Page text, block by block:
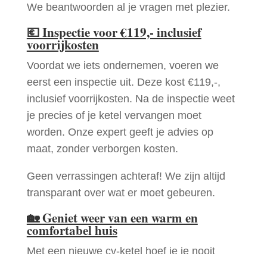
We beantwoorden al je vragen met plezier.
💶Inspectie voor €119,- inclusief
voorrijkosten
Voordat we iets ondernemen, voeren we
eerst een inspectie uit. Deze kost €119,-,
inclusief voorrijkosten. Na de inspectie weet
je precies of je ketel vervangen moet
worden. Onze expert geeft je advies op
maat, zonder verborgen kosten.
Geen verrassingen achteraf! We zijn altijd
transparant over wat er moet gebeuren.
🏡Geniet weer van een warm en
comfortabel huis
Met een nieuwe cv-ketel hoef je je nooit